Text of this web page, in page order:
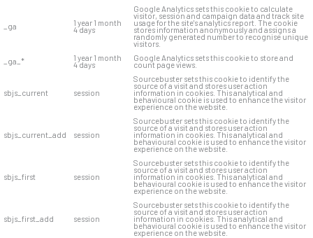
_ga 1 year 1 month
4 days
Google Analytics sets this cookie to calculate
visitor, session and campaign data and track site
usage for the site's analytics report. The cookie
stores information anonymously and assigns a
randomly generated number to recognise unique
visitors.
_ga_*
1 year 1 month
4 days
Google Analytics sets this cookie to store and
count page views.
sbjs_current session
Sourcebuster sets this cookie to identify the
source of a visit and stores user action
information in cookies. This analytical and
behavioural cookie is used to enhance the visitor
experience on the website.
sbjs_current_add session
Sourcebuster sets this cookie to identify the
source of a visit and stores user action
information in cookies. This analytical and
behavioural cookie is used to enhance the visitor
experience on the website.
sbjs_first session
Sourcebuster sets this cookie to identify the
source of a visit and stores user action
information in cookies. This analytical and
behavioural cookie is used to enhance the visitor
experience on the website.
sbjs_first_add session
Sourcebuster sets this cookie to identify the
source of a visit and stores user action
information in cookies. This analytical and
behavioural cookie is used to enhance the visitor
experience on the website.